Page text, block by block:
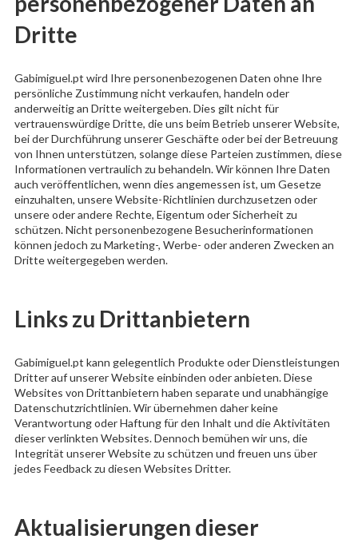
Dritte
Gabimiguel.pt wird Ihre personenbezogenen Daten ohne Ihre
persönliche Zustimmung nicht verkaufen, handeln oder
anderweitig an Dritte weitergeben. Dies gilt nicht für
vertrauenswürdige Dritte, die uns beim Betrieb unserer Website,
bei der Durchführung unserer Geschäfte oder bei der Betreuung
von Ihnen unterstützen, solange diese Parteien zustimmen, diese
Informationen vertraulich zu behandeln. Wir können Ihre Daten
auch veröffentlichen, wenn dies angemessen ist, um Gesetze
einzuhalten, unsere Website-Richtlinien durchzusetzen oder
unsere oder andere Rechte, Eigentum oder Sicherheit zu
schützen. Nicht personenbezogene Besucherinformationen
können jedoch zu Marketing-, Werbe- oder anderen Zwecken an
Dritte weitergegeben werden.
Links zu Drittanbietern
Gabimiguel.pt kann gelegentlich Produkte oder Dienstleistungen
Dritter auf unserer Website einbinden oder anbieten. Diese
Websites von Drittanbietern haben separate und unabhängige
Datenschutzrichtlinien. Wir übernehmen daher keine
Verantwortung oder Haftung für den Inhalt und die Aktivitäten
dieser verlinkten Websites. Dennoch bemühen wir uns, die
Integrität unserer Website zu schützen und freuen uns über
jedes Feedback zu diesen Websites Dritter.
Aktualisierungen dieser